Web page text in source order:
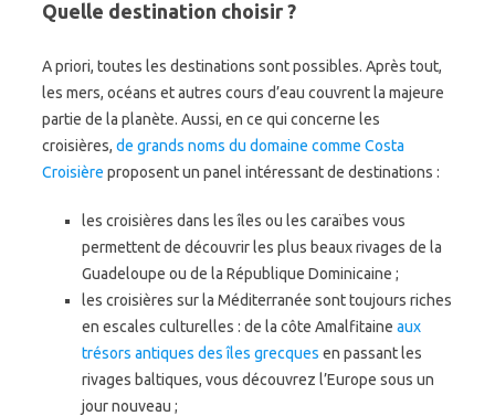
Quelle destination choisir ?
A priori, toutes les destinations sont possibles. Après tout,
les mers, océans et autres cours d’eau couvrent la majeure
partie de la planète. Aussi, en ce qui concerne les
croisières, de grands noms du domaine comme Costa
Croisière proposent un panel intéressant de destinations :
les croisières dans les îles ou les caraïbes vous
permettent de découvrir les plus beaux rivages de la
Guadeloupe ou de la République Dominicaine ;
les croisières sur la Méditerranée sont toujours riches
en escales culturelles : de la côte Amalfitaine aux
trésors antiques des îles grecques en passant les
rivages baltiques, vous découvrez l’Europe sous un
jour nouveau ;